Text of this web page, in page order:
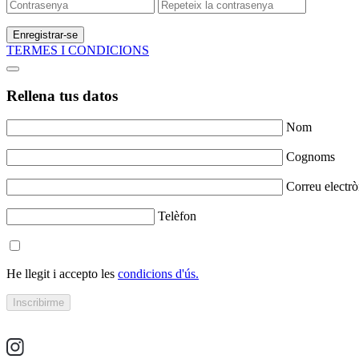
Enregistrar-se
TERMES I CONDICIONS
Rellena tus datos
Nom
Cognoms
Correu
Telèfon
He llegit i accepto les condicions d'ús.